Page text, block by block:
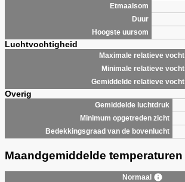
Etmaalsom
Duur
Hoogste uursom
Luchtvochtigheid
Maximale relatieve
Minimale relatieve
Gemiddelde relatieve
Overig
Gemiddelde luchtdruk
Minimum opgetreden zicht
Bedekkingsgraad van de bovenlucht
Maandgemiddelde temperaturen
Normaal